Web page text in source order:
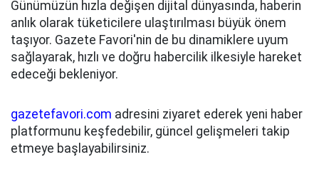
Günümüzün hızla değişen dijital dünyasında, haberin
anlık olarak tüketicilere ulaştırılması büyük önem
taşıyor. Gazete Favori'nin de bu dinamiklere uyum
sağlayarak, hızlı ve doğru habercilik ilkesiyle hareket
edeceği bekleniyor.
gazetefavori.com adresini ziyaret ederek yeni haber
platformunu keşfedebilir, güncel gelişmeleri takip
etmeye başlayabilirsiniz.